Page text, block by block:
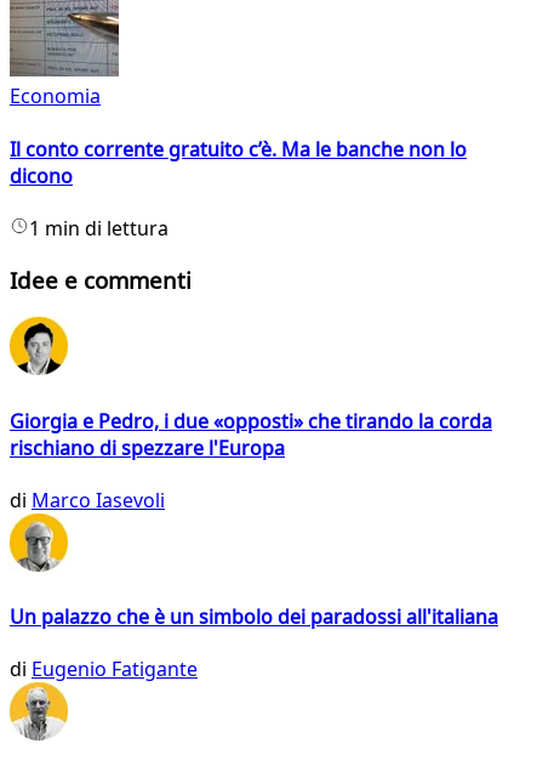
Economia
Il conto corrente gratuito c’è. Ma le banche non lo
dicono
1 min di lettura
Idee e commenti
Giorgia e Pedro, i due «opposti» che tirando la corda
rischiano di spezzare l'Europa
di Marco Iasevoli
Un palazzo che è un simbolo dei paradossi all'italiana
di Eugenio Fatigante